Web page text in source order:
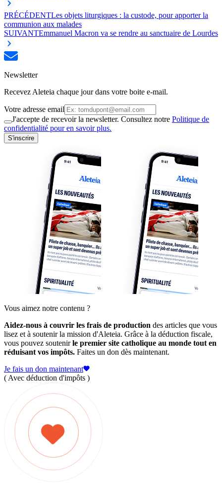
PRÉCÉDENTLes objets liturgiques : la custode, pour apporter la
communion aux malades
SUIVANTEmmanuel Macron va se rendre au sanctuaire de Lourdes
Newsletter
Recevez Aleteia chaque jour dans votre boite e-mail.
Votre adresse email
J'accepte de recevoir la newsletter. Consultez notre Politique de
confidentialité pour en savoir plus.
S'inscrire
Vous aimez notre contenu ?
Aidez-nous à couvrir les frais de production des articles que vous
lisez et à soutenir la mission d'Aleteia. Grâce à la déduction fiscale,
vous pouvez soutenirle premier site catholique au monde tout en
réduisant vos impôts. Faites un don dès maintenant.
Je fais un don maintenant
( Avec déduction d'impôts )